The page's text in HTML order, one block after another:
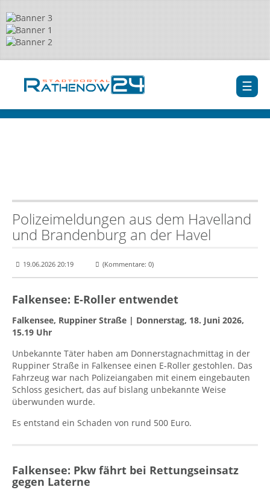
Polizeimeldungen aus dem Havelland
und Brandenburg an der Havel
19.06.2026 20:19 (Kommentare: 0)
Falkensee: E-Roller entwendet
Falkensee, Ruppiner Straße | Donnerstag, 18. Juni 2026,
15.19 Uhr
Unbekannte Täter haben am Donnerstagnachmittag in der
Ruppiner Straße in Falkensee einen E-Roller gestohlen. Das
Fahrzeug war nach Polizeiangaben mit einem eingebauten
Schloss gesichert, das auf bislang unbekannte Weise
überwunden wurde.
Es entstand ein Schaden von rund 500 Euro.
Falkensee: Pkw fährt bei Rettungseinsatz
gegen Laterne